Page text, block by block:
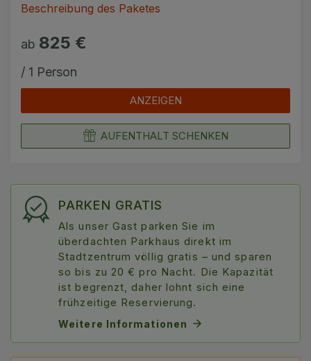
Beschreibung des Paketes
ab 825 €
/ 1 Person
ANZEIGEN
AUFENTHALT SCHENKEN
PARKEN GRATIS
Als unser Gast parken Sie im
überdachten Parkhaus direkt im
Stadtzentrum völlig gratis – und sparen
so bis zu 20 € pro Nacht. Die Kapazität
ist begrenzt, daher lohnt sich eine
frühzeitige Reservierung.
Weitere Informationen